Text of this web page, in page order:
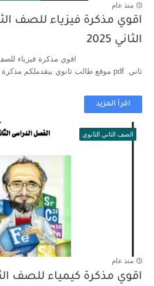
منذ عام
اقوي مذكرة فيزياء للصف
الثاني 2025
ثاني pdf موقع طالب ثانوي بيقدملكم مذكرة فيزياء للصف الثاني الثان...
اقرأ المزيد
الصف الثاني الثانوي
منذ عام
اقوي مذكرة كيمياء للصف